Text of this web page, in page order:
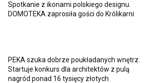
Spotkanie z ikonami polskiego designu.
DOMOTEKA zaprosiła gości do Królikarni
PEKA szuka dobrze poukładanych wnętrz.
Startuje konkurs dla architektów z pulą
nagród ponad 16 tysięcy złotych